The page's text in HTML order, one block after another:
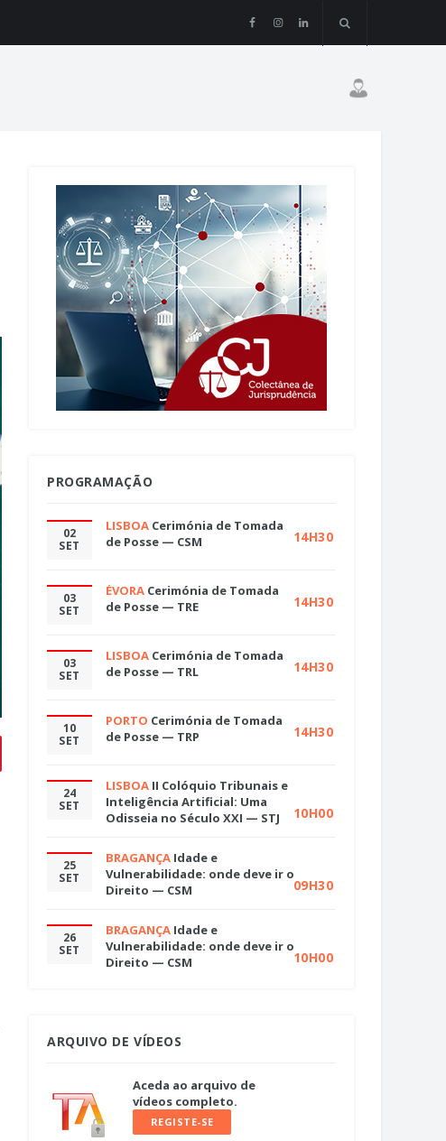
PROGRAMAÇÃO
02
SET
LISBOA Cerimónia de Tomada
de Posse — CSM
14H30
03
SET
ÉVORA Cerimónia de Tomada
de Posse — TRE
14H30
03
SET
LISBOA Cerimónia de Tomada
de Posse — TRL
14H30
10
SET
PORTO Cerimónia de Tomada
de Posse — TRP
14H30
24
SET
LISBOA II Colóquio Tribunais e
Inteligência Artificial: Uma
Odisseia no Século XXI — STJ
10H00
25
SET
BRAGANÇA Idade e
Vulnerabilidade: onde deve ir o
Direito — CSM
09H30
26
SET
BRAGANÇA Idade e
Vulnerabilidade: onde deve ir o
Direito — CSM
10H00
ARQUIVO DE VÍDEOS
Aceda ao arquivo de
vídeos completo.
REGISTE-SE